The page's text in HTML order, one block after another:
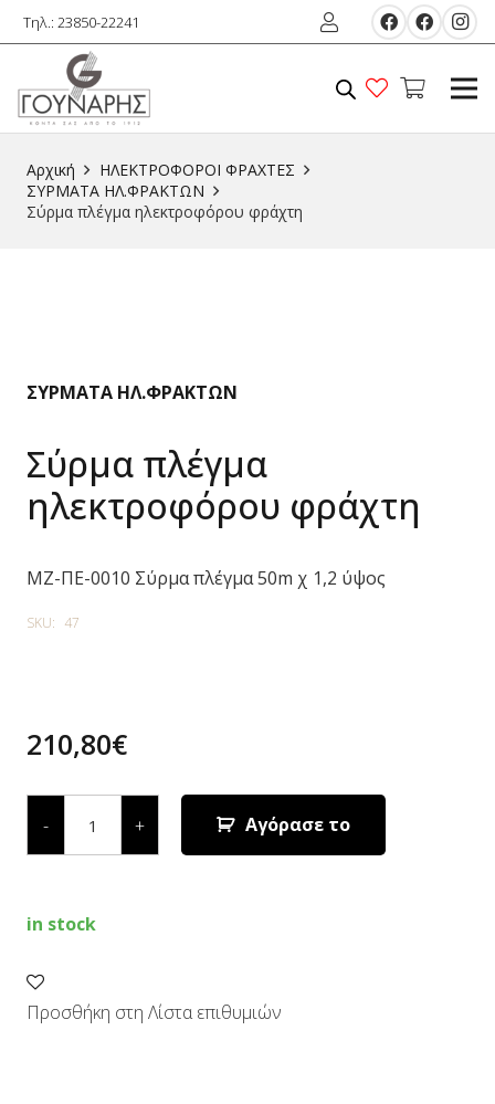
Τηλ.: 23850-22241
Αρχική
ΗΛΕΚΤΡΟΦΟΡΟΙ ΦΡΑΧΤΕΣ
ΣΥΡΜΑΤΑ ΗΛ.ΦΡΑΚΤΩΝ
Σύρμα πλέγμα ηλεκτροφόρου φράχτη
ΣΥΡΜΑΤΑ ΗΛ.ΦΡΑΚΤΩΝ
Σύρμα πλέγμα
ηλεκτροφόρου φράχτη
MZ-ΠΕ-0010 Σύρμα πλέγμα 50m χ 1,2 ύψος
SKU: 47
210,80€
-
Σύρμα
πλέγμα
ηλεκτροφόρου
φράχτη
+ Αγόρασε το
in stock
Προσθήκη στη Λίστα επιθυμιών